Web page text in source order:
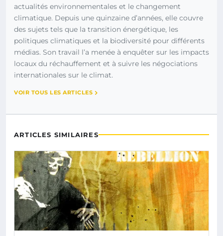
actualités environnementales et le changement
climatique. Depuis une quinzaine d’années, elle couvre
des sujets tels que la transition énergétique, les
politiques climatiques et la biodiversité pour différents
médias. Son travail l’a menée à enquêter sur les impacts
locaux du réchauffement et à suivre les négociations
internationales sur le climat.
VOIR TOUS LES ARTICLES
ARTICLES SIMILAIRES